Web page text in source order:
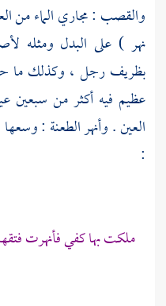
والقصب : مجاري الماء من
نهر ) على البدل ومثله
بظريف رجل ، وكذلك ما
عظيم فيه أكثر من سبعين
العين . وأنهر الطعنة :
:
ملكت بها كفي فأنهرت